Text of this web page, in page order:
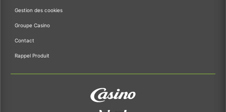
Gestion des cookies
Groupe Casino
Contact
Rappel Produit